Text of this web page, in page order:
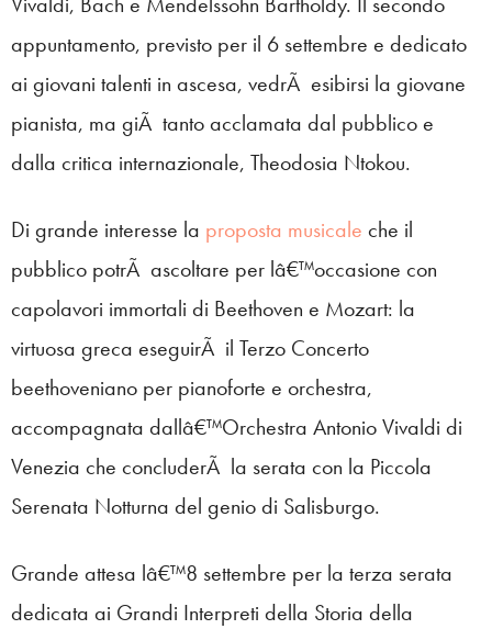
appuntamento, previsto per il 6 settembre e dedicato
ai giovani talenti in ascesa, vedrÃ esibirsi la giovane
pianista, ma giÃ tanto acclamata dal pubblico e
dalla critica internazionale, Theodosia Ntokou.
Di grande interesse la proposta musicale che il
pubblico potrÃ ascoltare per lâ€™occasione con
capolavori immortali di Beethoven e Mozart: la
virtuosa greca eseguirÃ il Terzo Concerto
beethoveniano per pianoforte e orchestra,
accompagnata dallâ€™Orchestra Antonio Vivaldi di
Venezia che concluderÃ la serata con la Piccola
Serenata Notturna del genio di Salisburgo.
Grande attesa lâ€™8 settembre per la terza serata
dedicata ai Grandi Interpreti della Storia della